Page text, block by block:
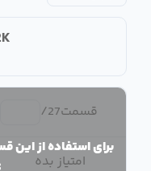
قسمت27
/
امتیاز بده
برای استفاده از این